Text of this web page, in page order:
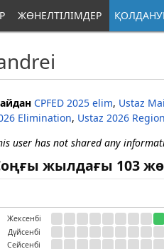
ЖӨНЕЛТІЛІМДЕР
CPFED 2025 elim, Ustaz
Elimination, Ustaz 2026
user has not shared any
жылдағы 103
Жексенбі
Дүйсенбі
Сейсенбі